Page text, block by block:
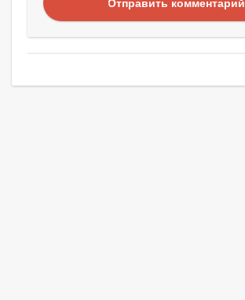
Отправить комментарий